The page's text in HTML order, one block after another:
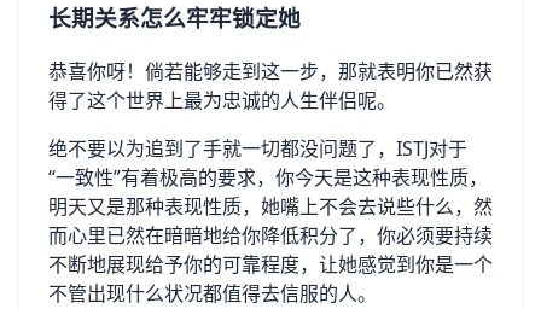
长期关系怎么牢牢锁定她
恭喜你呀！倘若能够走到这一步，那就表明你已然获
得了这个世界上最为忠诚的人生伴侣呢。
绝不要以为追到了手就一切都没问题了，ISTJ对于
“一致性”有着极高的要求，你今天是这种表现性质，
明天又是那种表现性质，她嘴上不会去说些什么，然
而心里已然在暗暗地给你降低积分了，你必须要持续
不断地展现给予你的可靠程度，让她感觉到你是一个
不管出现什么状况都值得去信服的人。